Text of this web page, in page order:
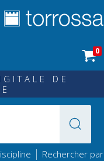
0
DE
| Rechercher par